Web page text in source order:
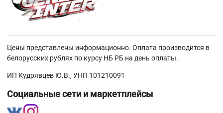
Цены представлены информационно. Оплата производится в
белорусских рублях по курсу НБ РБ на день оплаты.
ИП Кудрявцев Ю.В., УНП 101210091
Социальные сети и маркетплейсы